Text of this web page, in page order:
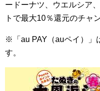
ードーナツ、ウエルシア
トで最大10％還元のチャ
※「au PAY（auペイ）」
す。